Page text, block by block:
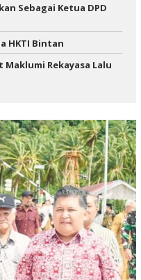
Sebagai Ketua DPD
HKTI Bintan
Rekayasa Lalu